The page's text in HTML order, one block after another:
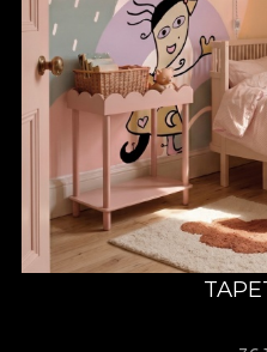
de excepție, suprafețele
VLAdiLA) și obiectele
coexistă într-un ecosistem
emoția fuzionează pentru a
coerentă și profund
iluminat care aduc o prezență
cameră, compozițiile murale
emana sensibilitate și a dicta
lansare,VLAdiLAcontinuă să
decorativă, designul de interior
consolidând un univers
internațional, în care copilăria